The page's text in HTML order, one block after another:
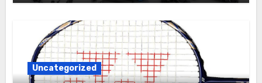
Uncategorized